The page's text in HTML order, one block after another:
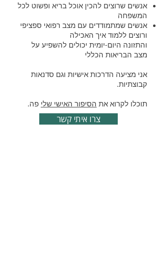
אנשים שרוצים להכין אוכל בריא ופשוט לכל
המשפחה
אנשים שמתמודדים עם מצב רפואי ספציפי
ורוצים ללמוד איך האכילה
והתזונה היום-יומית יכולים להשפיע על
מצב הבריאות הכללי
אני מציעה הדרכות אישיות וגם סדנאות
קבוצתיות.
תוכלו לקרוא את הסיפור האישי שלי פה.
צרו איתי קשר